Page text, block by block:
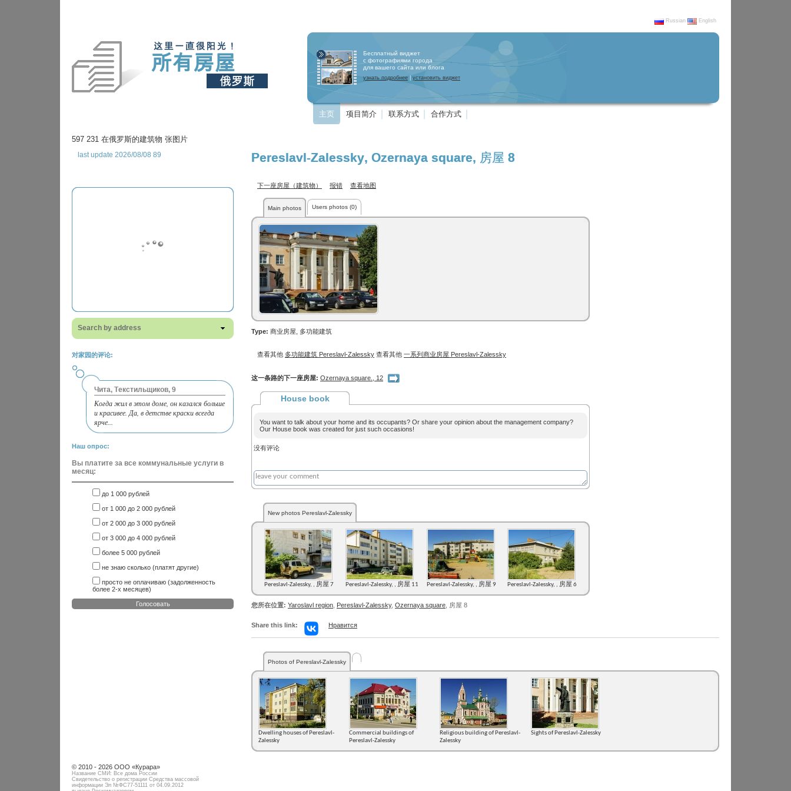
Russian English
Бесплатный виджет
с фотографиями города
для вашего сайта или блога
узнать подробнее установить виджет
主页 项目简介 联系方式 合作方式
597 231 在俄罗斯的建筑物 张图片
last update 2026/08/08 89
Search by address
对家园的评论:
Чита, Текстильщиков, 9
Когда жил в этом доме, он казался больше
и красивее. Да, в детстве краски всегда
ярче...
Наш опрос:
Вы платите за все коммунальные услуги в
месяц:
до 1 000 рублей
от 1 000 до 2 000 рублей
от 2 000 до 3 000 рублей
от 3 000 до 4 000 рублей
более 5 000 рублей
не знаю сколько (платят другие)
просто не оплачиваю (задолженность
более 2-х месяцев)
Голосовать
Pereslavl-Zalessky, Ozernaya square, 房屋 8
下一座房屋（建筑物） 报错 查看地图
Main photos Users photos (0)
Type: 商业房屋, 多功能建筑
查看其他 多功能建筑 Pereslavl-Zalessky 查看其他 一系列商业房屋 Pereslavl-Zalessky
这一条路的下一座房屋: Ozernaya square., 12
House book
You want to talk about your home and its occupants? Or share your opinion about the management company?
Our House book was created for just such occasions!
没有评论
New photos Pereslavl-Zalessky
Pereslavl-Zalessky, , 房屋 7 Pereslavl-Zalessky, , 房屋 11 Pereslavl-Zalessky, , 房屋 9 Pereslavl-Zalessky, , 房屋 6
您所在位置: Yaroslavl region Pereslavl-Zalessky, Ozernaya square , 房屋 8
Share this link: Нравится
Photos of Pereslavl-Zalessky
Dwelling houses of Pereslavl-
Zalessky
Commercial buildings of
Pereslavl-Zalessky
Religious building of Pereslavl-
Zalessky
Sights of Pereslavl-Zalessky
© 2010 - 2026 ООО «Курара»
Название СМИ: Все дома России
Свидетельство о регистрации Средства массовой
информации Эл №ФC77-51111 от 04.09.2012